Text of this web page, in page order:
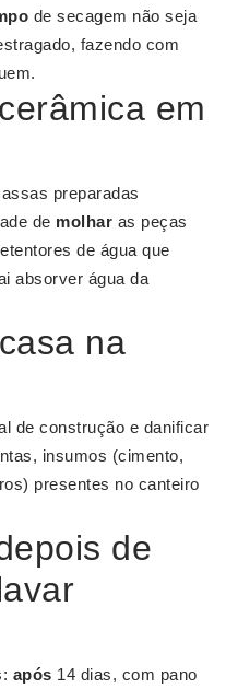
de secagem não seja
fazendo com
em
preparadas
de molhar as peças
de água que
absorver água da
na
de construção e danificar
insumos (cimento,
presentes no canteiro
de
após 14 dias, com pano